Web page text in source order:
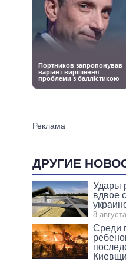
ДРУГИЕ
Удары
вдвое
8
Среди